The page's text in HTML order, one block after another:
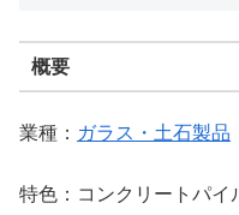
概要
業種： ガラス・土石製品
特色：コンクリートパイ